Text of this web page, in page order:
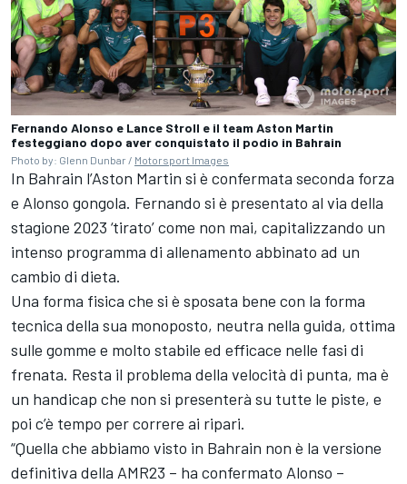
Fernando Alonso e Lance Stroll e il team Aston Martin
festeggiano dopo aver conquistato il podio in Bahrain
Photo by: Glenn Dunbar / Motorsport Images
In Bahrain l’Aston Martin si è confermata seconda forza
e Alonso gongola. Fernando si è presentato al via della
stagione 2023 ‘tirato’ come non mai, capitalizzando un
intenso programma di allenamento abbinato ad un
cambio di dieta.
Una forma fisica che si è sposata bene con la forma
tecnica della sua monoposto, neutra nella guida, ottima
sulle gomme e molto stabile ed efficace nelle fasi di
frenata. Resta il problema della velocità di punta, ma è
un handicap che non si presenterà su tutte le piste, e
poi c’è tempo per correre ai ripari.
“Quella che abbiamo visto in Bahrain non è la versione
definitiva della AMR23 – ha confermato Alonso –